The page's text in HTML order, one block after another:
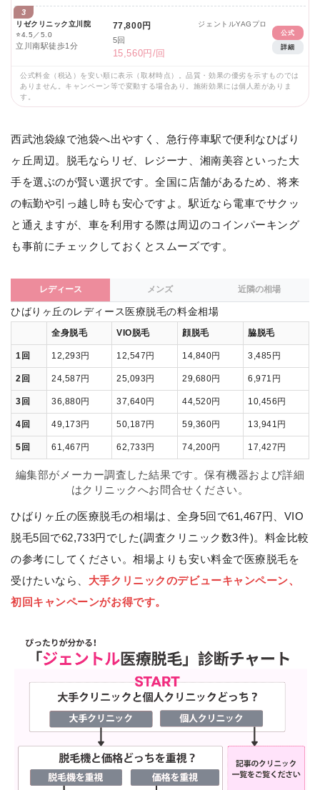
3
リゼクリニック立川院
⭐4.5／5.0
立川南駅徒歩1分
77,800円
5回
15,560円/回
ジェントルYAGプロ
公式
詳細
公式料金（税込）を安い順に表示（取材時点）。品質・効果の優劣を示すものでは
ありません。キャンペーン等で変動する場合あり。施術効果には個人差がありま
す。
西武池袋線で池袋へ出やすく、急行停車駅で便利なひばり
ヶ丘周辺。脱毛ならリゼ、レジーナ、湘南美容といった大
手を選ぶのが賢い選択です。全国に店舗があるため、将来
の転勤や引っ越し時も安心ですよ。駅近なら電車でサクッ
と通えますが、車を利用する際は周辺のコインパーキング
も事前にチェックしておくとスムーズです。
レディース メンズ 近隣の相場
ひばりヶ丘のレディース医療脱毛の料金相場
全身脱毛 VIO脱毛 顔脱毛 脇脱毛
1回 12,293円 12,547円 14,840円 3,485円
2回 24,587円 25,093円 29,680円 6,971円
3回 36,880円 37,640円 44,520円 10,456円
4回 49,173円 50,187円 59,360円 13,941円
5回 61,467円 62,733円 74,200円 17,427円
編集部がメーカー調査した結果です。保有機器および詳細
はクリニックへお問合せください。
ひばりヶ丘の医療脱毛の相場は、全身5回で61,467円、VIO
脱毛5回で62,733円でした(調査クリニック数3件)。料金比較
の参考にしてください。相場よりも安い料金で医療脱毛を
受けたいなら、 大手クリニックのデビューキャンペーン、
初回キャンペーンがお得です。